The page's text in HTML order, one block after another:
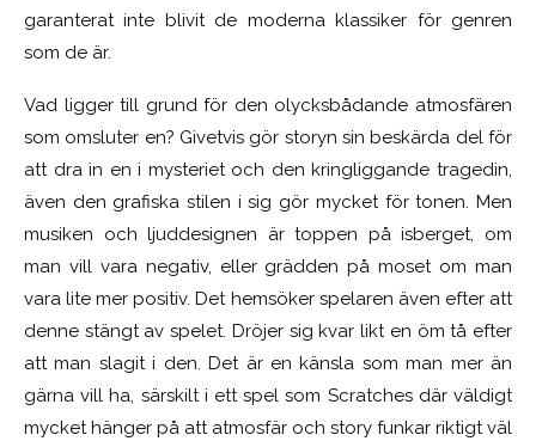
garanterat inte blivit de moderna klassiker för genren
som de är.
Vad ligger till grund för den olycksbådande atmosfären
som omsluter en? Givetvis gör storyn sin beskärda del för
att dra in en i mysteriet och den kringliggande tragedin,
även den grafiska stilen i sig gör mycket för tonen. Men
musiken och ljuddesignen är toppen på isberget, om
man vill vara negativ, eller grädden på moset om man
vara lite mer positiv. Det hemsöker spelaren även efter att
denne stängt av spelet. Dröjer sig kvar likt en öm tå efter
att man slagit i den. Det är en känsla som man mer än
gärna vill ha, särskilt i ett spel som Scratches där väldigt
mycket hänger på att atmosfär och story funkar riktigt väl